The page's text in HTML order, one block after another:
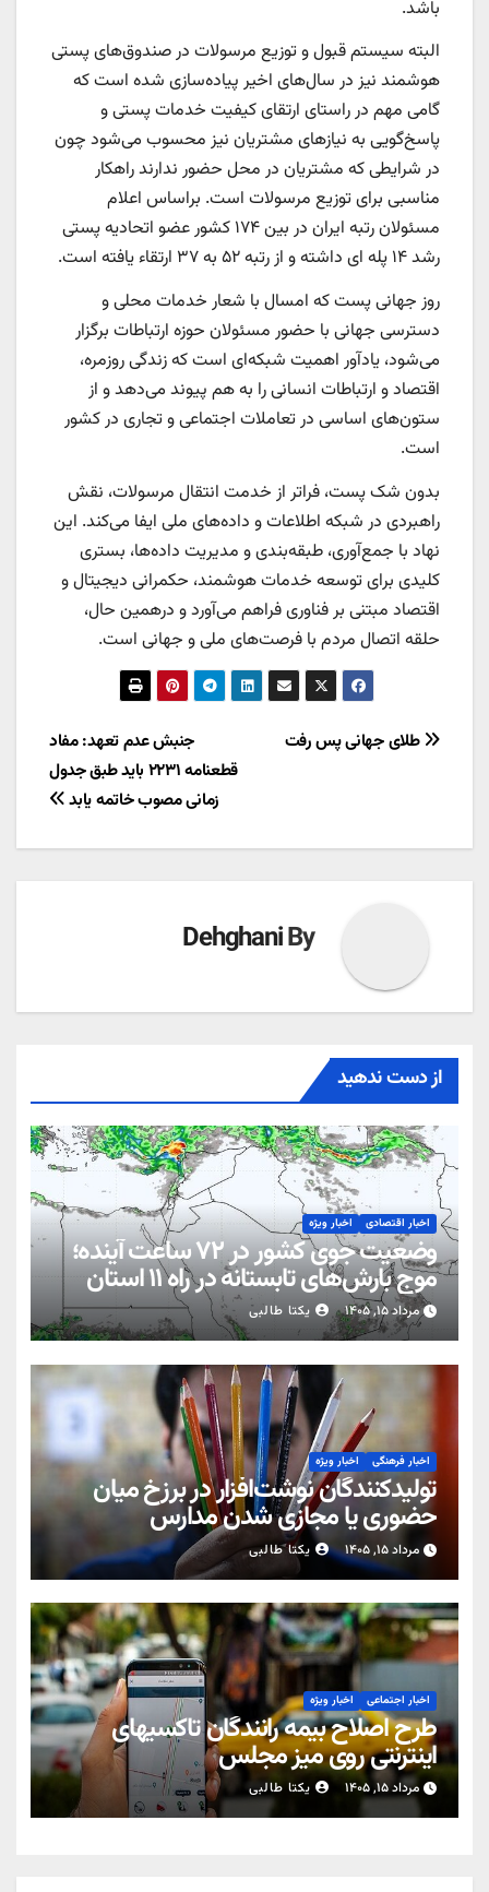
باشد.
البته سیستم قبول و توزیع مرسولات در صندوق‌های پستی
هوشمند نیز در سال‌های اخیر پیاده‌سازی شده است که
گامی مهم در راستای ارتقای کیفیت خدمات پستی و
پاسخ‌گویی به نیازهای مشتریان نیز محسوب می‌شود چون
در شرایطی که مشتریان در محل حضور ندارند راهکار
مناسبی برای توزیع مرسولات است. براساس اعلام
مسئولان رتبه ایران در بین ۱۷۴ کشور عضو اتحادیه پستی
رشد ۱۴ پله ای داشته و از رتبه ۵۲ به ۳۷ ارتقاء یافته است.
روز جهانی پست که امسال با شعار خدمات محلی و
دسترسی جهانی با حضور مسئولان حوزه ارتباطات برگزار
می‌شود، یادآور اهمیت شبکه‌ای است که زندگی روزمره،
اقتصاد و ارتباطات انسانی را به هم پیوند می‌دهد و از
ستون‌های اساسی در تعاملات اجتماعی و تجاری در کشور
است.
بدون شک پست، فراتر از خدمت انتقال مرسولات، نقش
راهبردی در شبکه اطلاعات و داده‌های ملی ایفا می‌کند. این
نهاد با جمع‌آوری، طبقه‌بندی و مدیریت داده‌ها، بستری
کلیدی برای توسعه خدمات هوشمند، حکمرانی دیجیتال و
اقتصاد مبتنی بر فناوری فراهم می‌آورد و درهمین حال،
حلقه اتصال مردم با فرصت‌های ملی و جهانی است.
راهبری
جنبش عدم تعهد: مفاد
قطعنامه ۲۲۳۱ باید طبق جدول
زمانی مصوب خاتمه یابد
طلای جهانی پس رفت
By
Dehghani
از دست ندهید
اخبار اقتصادی اخبار ویژه
وضعیت جوی کشور در ۷۲ ساعت آینده؛
موج بارش‌های تابستانه در راه ۱۱ استان
مرداد ۱۵, ۱۴۰۵ یکتا طالبی
اخبار فرهنگی اخبار ویژه
تولیدکنندگان نوشت‌افزار در برزخ میان
حضوری یا مجازی شدن مدارس
مرداد ۱۵, ۱۴۰۵ یکتا طالبی
اخبار اجتماعی اخبار ویژه
طرح اصلاح بیمه رانندگان تاکسیهای
اینترنتی روی میز مجلس
مرداد ۱۵, ۱۴۰۵ یکتا طالبی